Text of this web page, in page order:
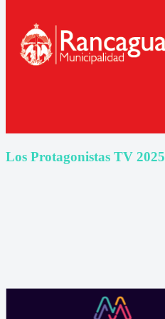
Los Protagonistas TV 2025